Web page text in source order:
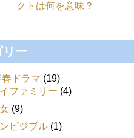
クトは何を意味？
リー
ドラマ (19)
ファミリー (4)
(9)
ビジブル (1)